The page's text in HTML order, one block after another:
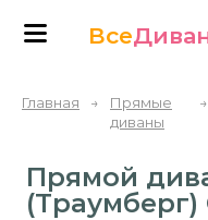
Все
Главная →
Прямые
диваны
→
Прямой